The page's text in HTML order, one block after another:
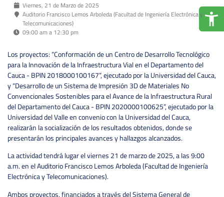
Viernes, 21 de Marzo de 2025
Auditorio Francisco Lemos Arboleda (Facultad de Ingeniería Electrónica y
Telecomunicaciones)
09:00 am a 12:30 pm
Los proyectos: “Conformación de un Centro de Desarrollo Tecnológico
para la Innovación de la Infraestructura Vial en el Departamento del
Cauca - BPIN 2018000100167”, ejecutado por la Universidad del Cauca,
y “Desarrollo de un Sistema de Impresión 3D de Materiales No
Convencionales Sostenibles para el Avance de la Infraestructura Rural
del Departamento del Cauca - BPIN 2020000100625”, ejecutado por la
Universidad del Valle en convenio con la Universidad del Cauca,
realizarán la socialización de los resultados obtenidos, donde se
presentarán los principales avances y hallazgos alcanzados.
La actividad tendrá lugar el viernes 21 de marzo de 2025, a las 9:00
a.m. en el Auditorio Francisco Lemos Arboleda (Facultad de Ingeniería
Electrónica y Telecomunicaciones).
Ambos proyectos, financiados a través del Sistema General de